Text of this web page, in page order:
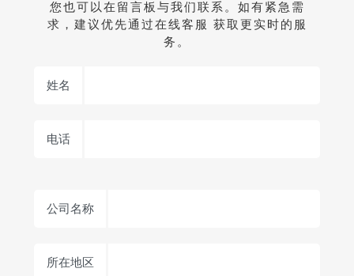
您也可以在留言板与我们联系。如有紧急需
求，建议优先通过在线客服 获取更实时的服
务。
姓名
电话
公司名称
所在地区